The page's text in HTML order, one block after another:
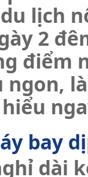
lịch
2
điểm
bay
dài